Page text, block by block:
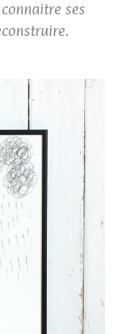
ses